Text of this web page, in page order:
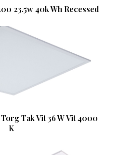
23.5w 40k Wh Recessed
Torg Tak Vit 36 W Vit 4000
K